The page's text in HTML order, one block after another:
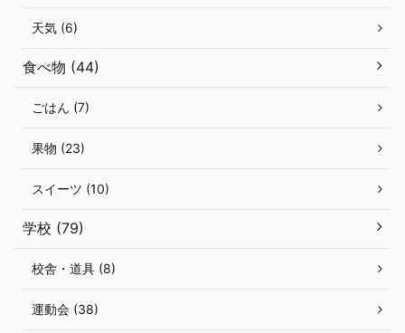
天気 (6)
食べ物 (44)
ごはん (7)
果物 (23)
スイーツ (10)
学校 (79)
校舎・道具 (8)
運動会 (38)